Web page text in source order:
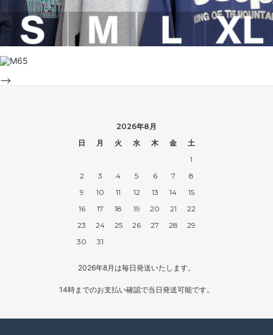
-->
2026年8月
日
月 火 水 木 金
土
1
2
3 4 5 6 7
8
9
10 11 12 13 14
15
16
17 18 19 20 21
22
23
24 25 26 27 28
29
30
31
2026年8月は毎日発送いたします。
14時までのお支払い確認で当日発送可能です。